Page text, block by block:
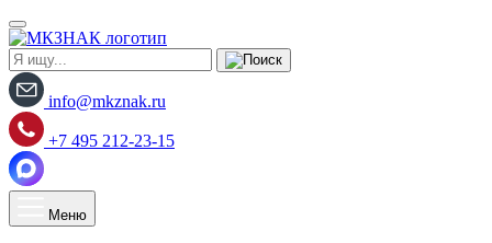
info@mkznak.ru
+7 495 212-23-15
Меню